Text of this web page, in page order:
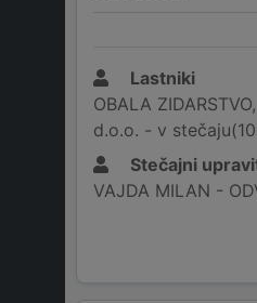
Lastniki
OBALA
d.o.o. - v
Stečajni
VAJDA MILAN -